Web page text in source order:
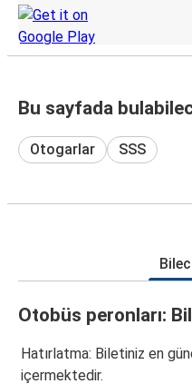
Bu sayfada
Otogarlar SSS
Otobüs peronları:
Hatırlatma: Biletiniz en
içermektedir.